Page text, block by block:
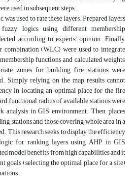
used in subsequent steps.
used to rate these layers. Prepared layers
logics using different membership
according to experts’ opinion. Finally,
(WLC) were used to integrate
functions and calculated weights,
zones for building fire stations were
Simply relying on the map results cannot
in locating an optimal place for the fire
functional radius of available stations were
analysis in GIS environment. Then, places
stations and those covering whole area in a
This research seeks to display the efficiency
for ranking layers using AHP in GIS
model benefits from high capabilities and it
goals (selecting the optimal place for a site)